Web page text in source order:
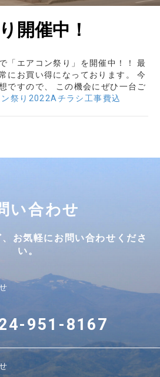
開催中！
「エアコン祭り」を開催中！！ 最
にお買い得になっております。 今
ですので、 この機会にぜひ一台ご
ン祭り2022Aチラシ工事費込
い合わせ
お気軽にお問い合わせくださ
い。
951-8167